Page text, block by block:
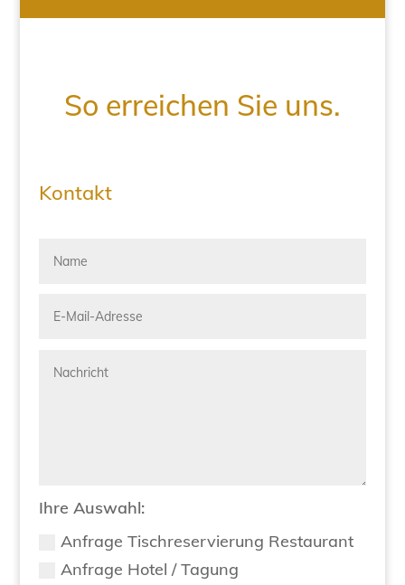
So erreichen Sie uns.
Kontakt
Ihre Auswahl:
Anfrage Tischreservierung Restaurant
Anfrage Hotel / Tagung